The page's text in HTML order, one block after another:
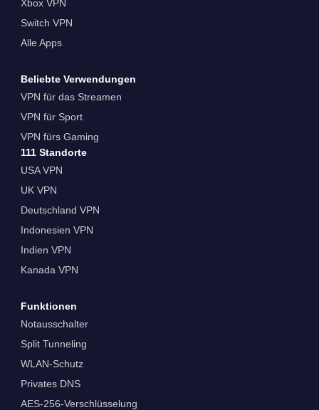
Xbox VPN
Switch VPN
Alle Apps
Beliebte Verwendungen
VPN für das Streamen
VPN für Sport
VPN fürs Gaming
111 Standorte
USA VPN
UK VPN
Deutschland VPN
Indonesien VPN
Indien VPN
Kanada VPN
Funktionen
Notausschalter
Split Tunneling
WLAN-Schutz
Privates DNS
AES-256-Verschlüsselung